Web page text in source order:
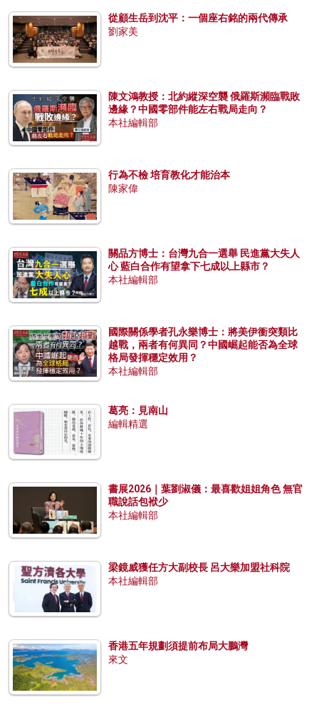
從顧生岳到沈平：一個座右銘的兩代傳承
劉家美
陳文鴻教授：北約縱深空襲 俄羅斯瀕臨戰敗
邊緣？中國零部件能左右戰局走向？
本社編輯部
行為不檢 培育教化才能治本
陳家偉
關品方博士：台灣九合一選舉 民進黨大失人
心 藍白合作有望拿下七成以上縣市？
本社編輯部
國際關係學者孔永樂博士：將美伊衝突類比
越戰，兩者有何異同？中國崛起能否為全球
格局發揮穩定效用？
本社編輯部
葛亮：見南山
編輯精選
書展2026｜葉劉淑儀：最喜歡姐姐角色 無官
職說話包袱少
本社編輯部
梁鏡威獲任方大副校長 呂大樂加盟社科院
本社編輯部
香港五年規劃須提前布局大鵬灣
來文